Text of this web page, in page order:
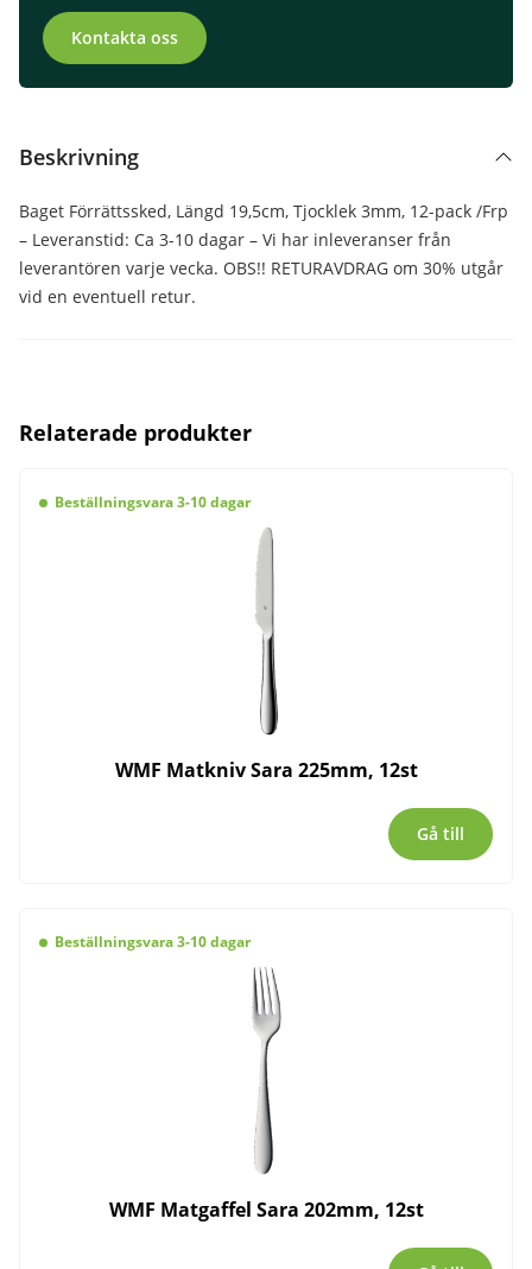
Kontakta oss
Beskrivning
Baget Förrättssked, Längd 19,5cm, Tjocklek 3mm, 12-pack /Frp
– Leveranstid: Ca 3-10 dagar – Vi har inleveranser från
leverantören varje vecka. OBS!! RETURAVDRAG om 30% utgår
vid en eventuell retur.
Relaterade produkter
Beställningsvara 3-10 dagar
WMF Matkniv Sara 225mm, 12st
Gå till
Beställningsvara 3-10 dagar
WMF Matgaffel Sara 202mm, 12st